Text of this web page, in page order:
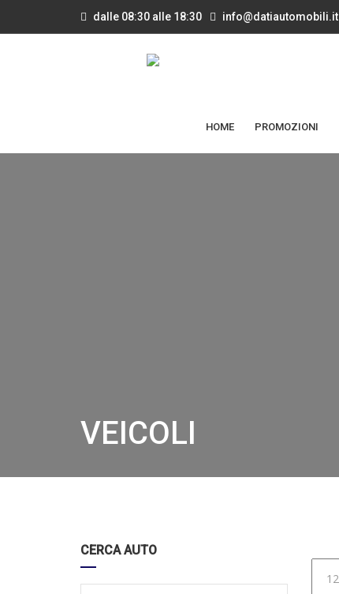
dalle 08:30 alle 18:30 info@datiautomobili.it
HOME PROMOZIONI
VEICOLI
CERCA AUTO